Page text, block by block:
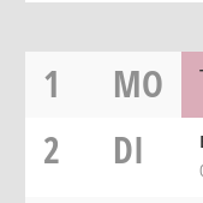
1 MO
2 DI